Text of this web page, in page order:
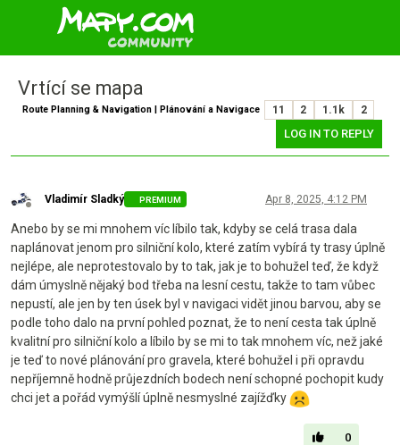
Vrtící se mapa
Route Planning & Navigation | Plánování a Navigace 11 2 1.1k 2
LOG IN TO REPLY
Vladimír Sladký PREMIUM Apr 8, 2025, 4:12 PM
Anebo by se mi mnohem víc líbilo tak, kdyby se celá trasa dala
naplánovat jenom pro silniční kolo, které zatím vybírá ty trasy úplně
nejlépe, ale neprotestovalo by to tak, jak je to bohužel teď, že když
dám úmyslně nějaký bod třeba na lesní cestu, takže to tam vůbec
nepustí, ale jen by ten úsek byl v navigaci vidět jinou barvou, aby se
podle toho dalo na první pohled poznat, že to není cesta tak úplně
kvalitní pro silniční kolo a líbilo by se mi to tak mnohem víc, než jaké
je teď to nové plánování pro gravela, které bohužel i při opravdu
nepříjemně hodně průjezdních bodech není schopné pochopit kudy
chci jet a pořád vymýšlí úplně nesmyslné zajížďky
0